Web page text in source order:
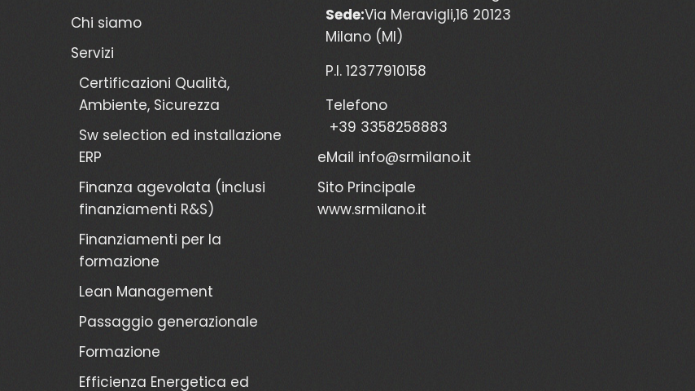
Chi siamo
Servizi
Certificazioni Qualità,
Ambiente, Sicurezza
Sw selection ed installazione
ERP
Finanza agevolata (inclusi
finanziamenti R&S)
Finanziamenti per la
formazione
Lean Management
Passaggio generazionale
Formazione
Efficienza Energetica ed
Sede:Via Meravigli,16 20123
Milano (MI)
P.I. 12377910158
Telefono
+39 3358258883
eMail info@srmilano.it
Sito Principale
www.srmilano.it